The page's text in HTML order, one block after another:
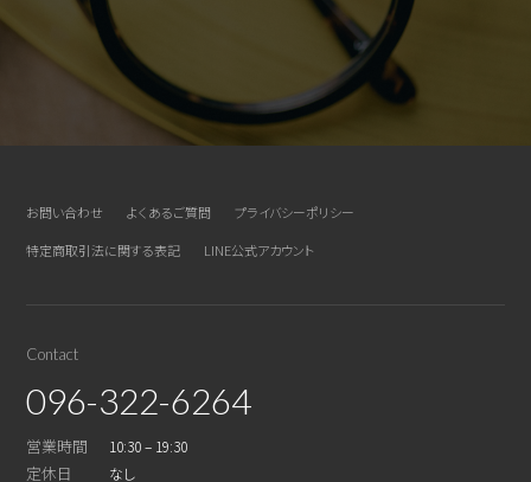
お問い合わせ よくあるご質問
プライバシーポリシー
特定商取引法に関する表記
LINE公式アカウント
Contact
096-322-6264
営業時間 10:30 – 19:30
定休日 なし